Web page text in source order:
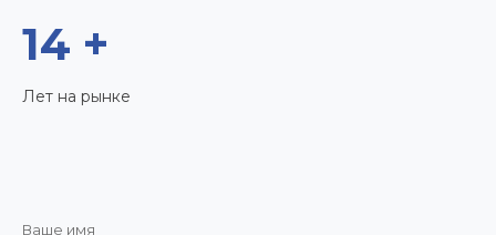
14 +
Лет на рынке
Ваше имя